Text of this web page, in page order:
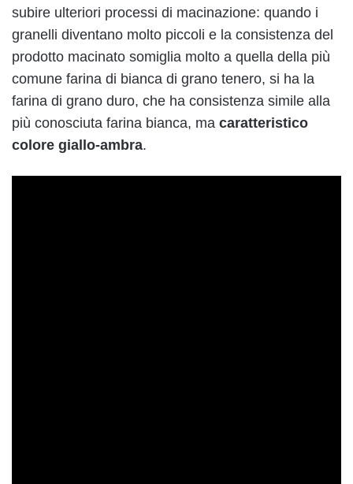
subire ulteriori processi di macinazione: quando i
granelli diventano molto piccoli e la consistenza del
prodotto macinato somiglia molto a quella della più
comune farina di bianca di grano tenero, si ha la
farina di grano duro, che ha consistenza simile alla
più conosciuta farina bianca, ma caratteristico
colore giallo-ambra.